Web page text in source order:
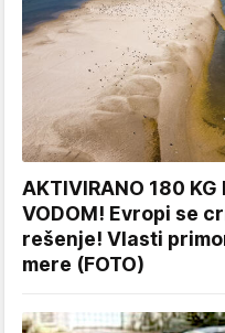
AKTIVIRANO 180 KG
VODOM! Evropi se
rešenje! Vlasti
mere (FOTO)